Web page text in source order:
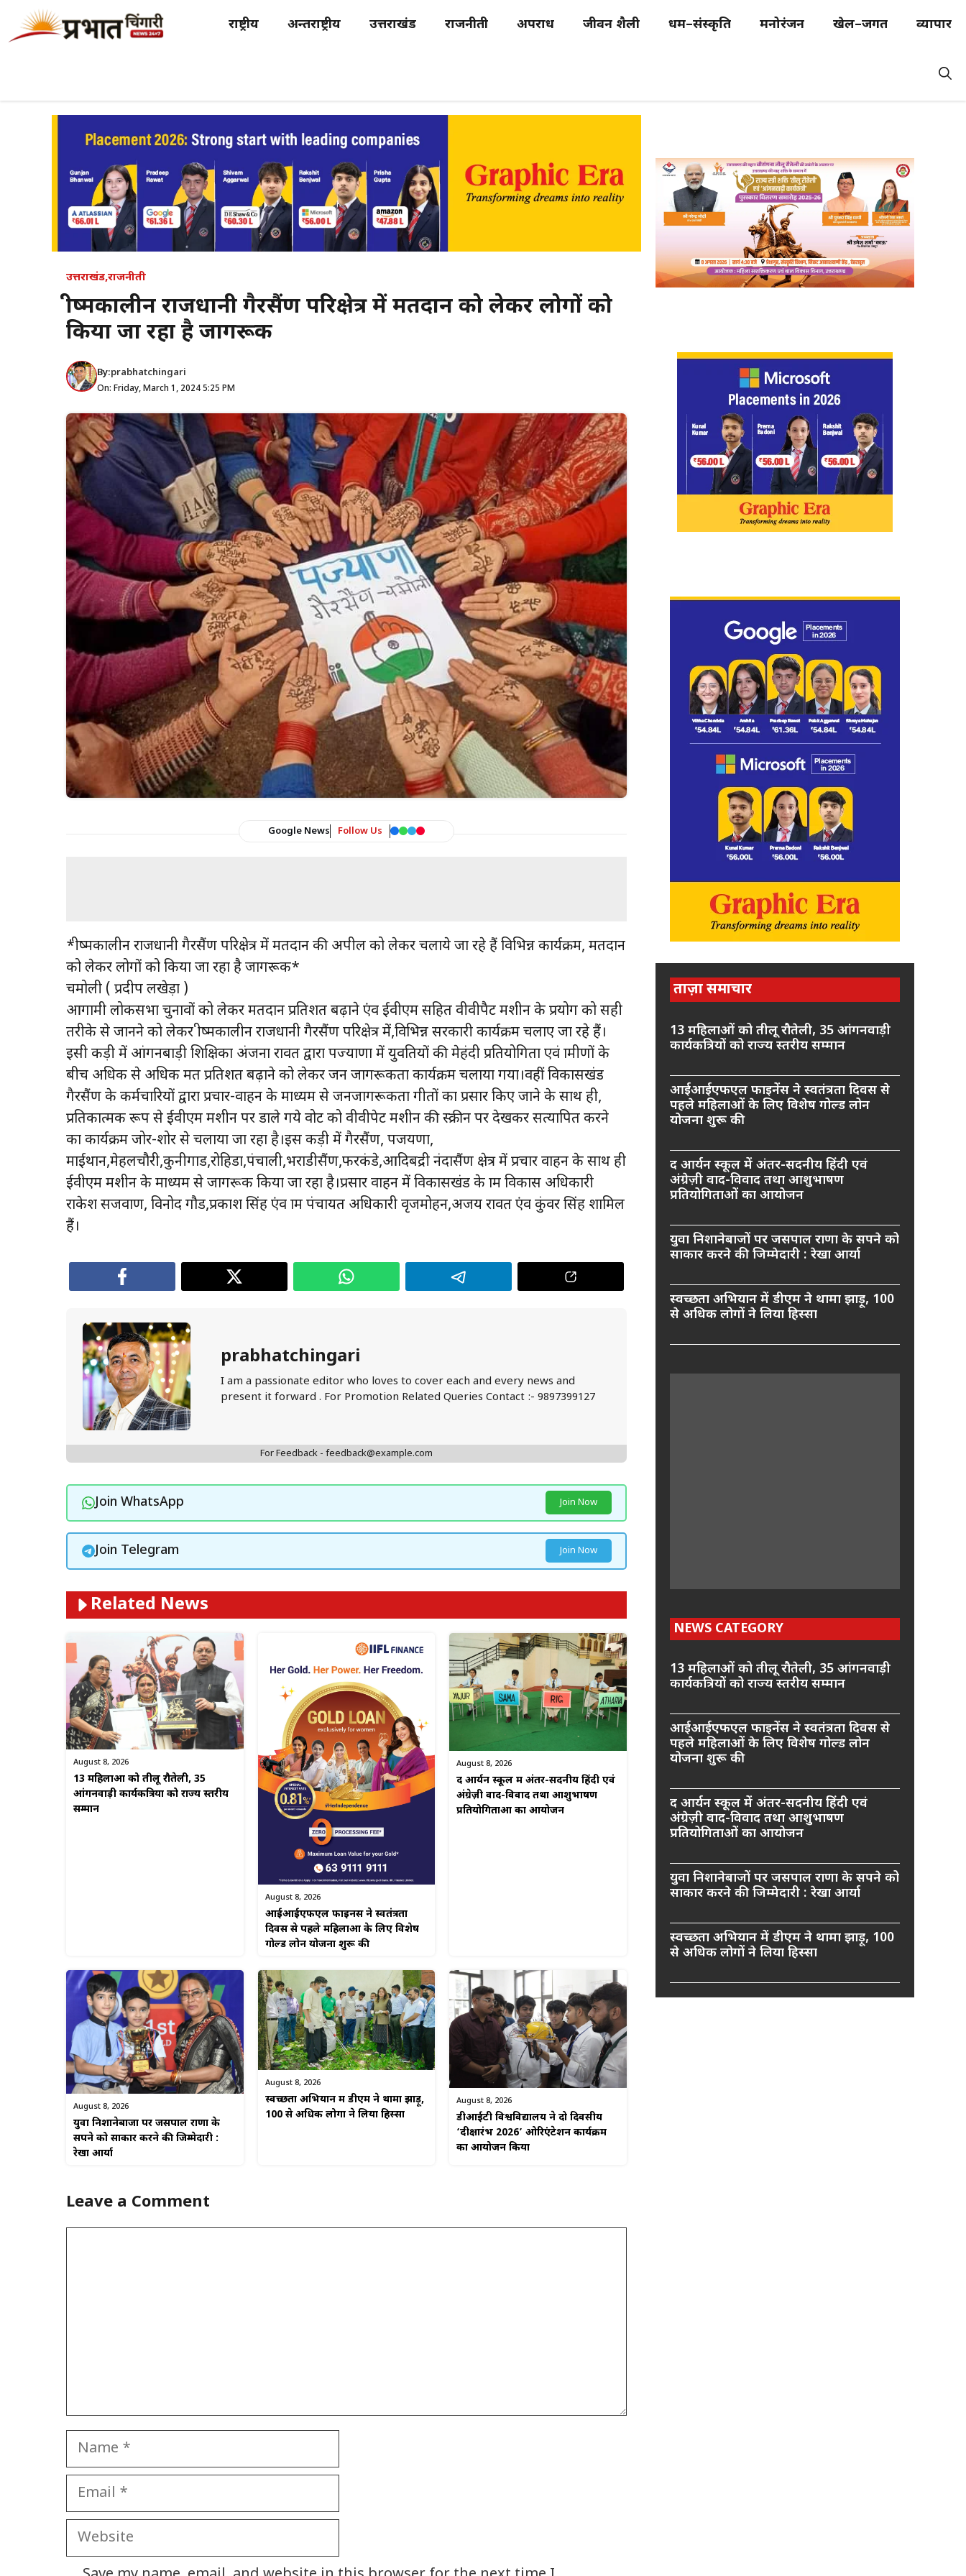
राष्ट्रीय अन्तर्राष्ट्रीय उत्तराखंड राजनीती अपराध जीवन शैली धर्म–संस्कृति मनोरंजन खेल–जगत व्यापार
उत्तराखंड,राजनीती
ग्रीष्मकालीन राजधानी गैरसैंण परिक्षेत्र में मतदान को लेकर लोगों को
किया जा रहा है जागरूक
By:prabhatchingari
On: Friday, March 1, 2024 5:25 PM
Google News Follow Us
*ग्रीष्मकालीन राजधानी गैरसैंण परिक्षेत्र में मतदान की अपील को लेकर चलाये जा रहे हैं विभिन्न कार्यक्रम, मतदान
को लेकर लोगों को किया जा रहा है जागरूक*
चमोली ( प्रदीप लखेड़ा )
आगामी लोकसभा चुनावों को लेकर मतदान प्रतिशत बढ़ाने एंव ईवीएम सहित वीवीपैट मशीन के प्रयोग को सही
तरीके से जानने को लेकर ग्रीष्मकालीन राजधानी गैरसैंण परिक्षेत्र में,विभिन्न सरकारी कार्यक्रम चलाए जा रहे हैं।
इसी कड़ी में आंगनबाड़ी शिक्षिका अंजना रावत द्वारा पज्याणा में युवतियों की मेहंदी प्रतियोगिता एवं ग्रामीणों के
बीच अधिक से अधिक मत प्रतिशत बढ़ाने को लेकर जन जागरूकता कार्यक्रम चलाया गया।वहीं विकासखंड
गैरसैंण के कर्मचारियों द्वारा प्रचार-वाहन के माध्यम से जनजागरूकता गीतों का प्रसार किए जाने के साथ ही,
प्रतिकात्मक रूप से ईवीएम मशीन पर डाले गये वोट को वीवीपेट मशीन की स्क्रीन पर देखकर सत्यापित करने
का कार्यक्रम जोर-शोर से चलाया जा रहा है।इस कड़ी में गैरसैंण, पजयणा,
माईथान,मेहलचौरी,कुनीगाड,रोहिडा,पंचाली,भराडीसैंण,फरकंडे,आदिबद्री नंदासैंण क्षेत्र में प्रचार वाहन के साथ ही
ईवीएम मशीन के माध्यम से जागरूक किया जा रहा है।प्रसार वाहन में विकासखंड के ग्राम विकास अधिकारी
राकेश सजवाण, विनोद गौड,प्रकाश सिंह एंव ग्राम पंचायत अधिकारी वृजमोहन,अजय रावत एंव कुंवर सिंह शामिल
हैं।
prabhatchingari
I am a passionate editor who loves to cover each and every news and
present it forward . For Promotion Related Queries Contact :- 9897399127
For Feedback - feedback@example.com
Join WhatsApp Join Now
Join Telegram Join Now
Related News
August 8, 2026
13 महिलाओं को तीलू रौतेली, 35
आंगनवाड़ी कार्यकत्रियों को राज्य स्तरीय
सम्मान
August 8, 2026
आईआईएफएल फाइनेंस ने स्वतंत्रता
दिवस से पहले महिलाओं के लिए विशेष
गोल्ड लोन योजना शुरू की
August 8, 2026
द आर्यन स्कूल में अंतर-सदनीय हिंदी एवं
अंग्रेज़ी वाद-विवाद तथा आशुभाषण
प्रतियोगिताओं का आयोजन
August 8, 2026
युवा निशानेबाजों पर जसपाल राणा के
सपने को साकार करने की जिम्मेदारी :
रेखा आर्या
August 8, 2026
स्वच्छता अभियान में डीएम ने थामा झाड़ू,
100 से अधिक लोगों ने लिया हिस्सा
August 8, 2026
डीआईटी विश्वविद्यालय ने दो दिवसीय
‘दीक्षारंभ 2026’ ओरिएंटेशन कार्यक्रम
का आयोजन किया
Leave a Comment
Name
Email
Website
ताज़ा समाचार
13 महिलाओं को तीलू रौतेली, 35 आंगनवाड़ी
कार्यकत्रियों को राज्य स्तरीय सम्मान
आईआईएफएल फाइनेंस ने स्वतंत्रता दिवस से
पहले महिलाओं के लिए विशेष गोल्ड लोन
योजना शुरू की
द आर्यन स्कूल में अंतर-सदनीय हिंदी एवं
अंग्रेज़ी वाद-विवाद तथा आशुभाषण
प्रतियोगिताओं का आयोजन
युवा निशानेबाजों पर जसपाल राणा के सपने को
साकार करने की जिम्मेदारी : रेखा आर्या
स्वच्छता अभियान में डीएम ने थामा झाड़ू, 100
से अधिक लोगों ने लिया हिस्सा
NEWS CATEGORY
13 महिलाओं को तीलू रौतेली, 35 आंगनवाड़ी
कार्यकत्रियों को राज्य स्तरीय सम्मान
आईआईएफएल फाइनेंस ने स्वतंत्रता दिवस से
पहले महिलाओं के लिए विशेष गोल्ड लोन
योजना शुरू की
द आर्यन स्कूल में अंतर-सदनीय हिंदी एवं
अंग्रेज़ी वाद-विवाद तथा आशुभाषण
प्रतियोगिताओं का आयोजन
युवा निशानेबाजों पर जसपाल राणा के सपने को
साकार करने की जिम्मेदारी : रेखा आर्या
स्वच्छता अभियान में डीएम ने थामा झाड़ू, 100
से अधिक लोगों ने लिया हिस्सा